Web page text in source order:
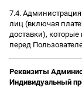
7.4. Администрация
лиц (включая
доставки),
перед
Реквизиты
Индивидуальный